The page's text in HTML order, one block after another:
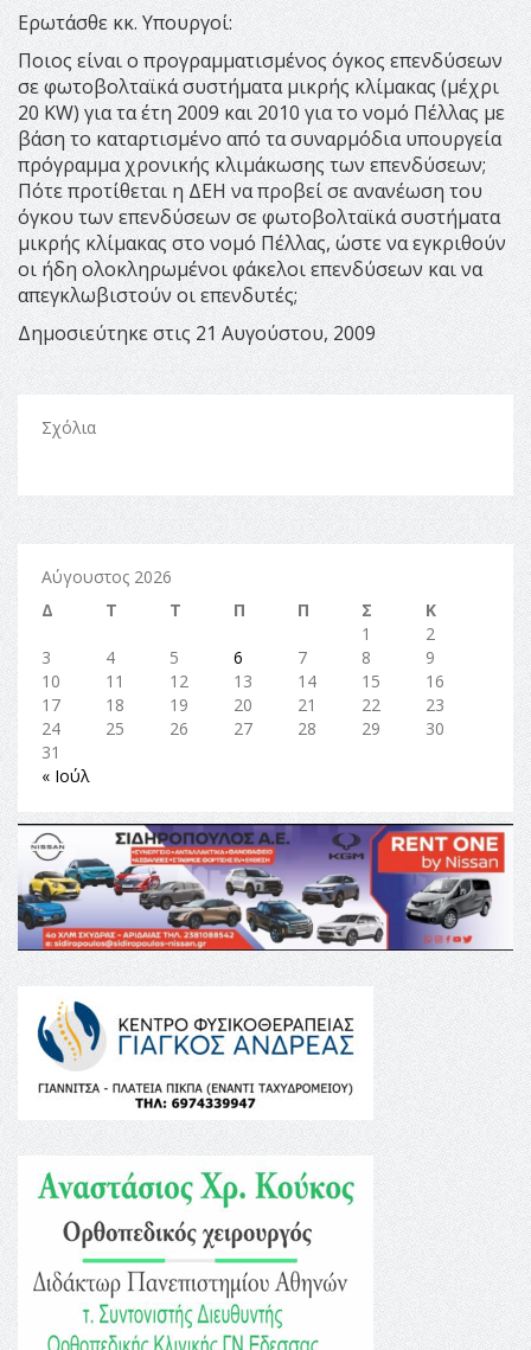
Ερωτάσθε κκ. Υπουργοί:
Ποιος είναι ο προγραμματισμένος όγκος επενδύσεων
σε φωτοβολταϊκά συστήματα μικρής κλίμακας (μέχρι
20 KW) για τα έτη 2009 και 2010 για το νομό Πέλλας με
βάση το καταρτισμένο από τα συναρμόδια υπουργεία
πρόγραμμα χρονικής κλιμάκωσης των επενδύσεων;
Πότε προτίθεται η ΔΕΗ να προβεί σε ανανέωση του
όγκου των επενδύσεων σε φωτοβολταϊκά συστήματα
μικρής κλίμακας στο νομό Πέλλας, ώστε να εγκριθούν
οι ήδη ολοκληρωμένοι φάκελοι επενδύσεων και να
απεγκλωβιστούν οι επενδυτές;
Δημοσιεύτηκε στις 21 Αυγούστου, 2009
Σχόλια
Αύγουστος 2026
Δ
Τ Τ Π Π Σ
Κ
1
2
3
4 5 6 7 8
9
10
11 12 13 14 15
16
17
18 19 20 21 22
23
24
25 26 27 28 29
30
31
« Ιούλ